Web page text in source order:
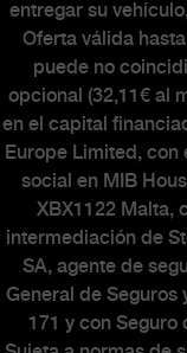
entregar su
Oferta válida
puede no
opcional (32,11€ al
en el capital
Europe Limited, con
social en MIB
XBX1122 Malta,
intermediación de
SA, agente de
General de Seguros
171 y con